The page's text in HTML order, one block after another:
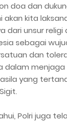
doa dan
kita
dari unsur religi
sebagai
dan
dalam
yang
Polri juga